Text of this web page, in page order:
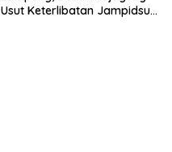
Usut Keterlibatan Jampidsus